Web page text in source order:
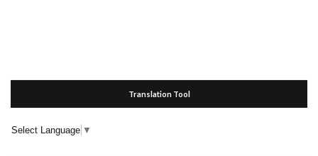
Translation Tool
Select Language ▼